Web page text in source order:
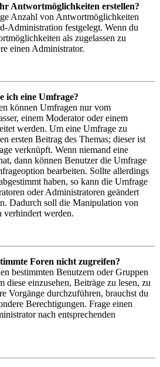
Antwortmöglichkeiten erstellen?
Anzahl von Antwortmöglichkeiten
Administration festgelegt. Wenn du
als zugelassen zu
einen Administrator.
ich eine Umfrage?
können Umfragen nur vom
einem Moderator oder einem
werden. Um eine Umfrage zu
ersten Beitrag des Themas; dieser ist
verknüpft. Wenn niemand eine
dann können Benutzer die Umfrage
bearbeiten. Sollte allerdings
haben, so kann die Umfrage
oder Administratoren geändert
Dadurch soll die Manipulation von
verhindert werden.
Foren nicht zugreifen?
bestimmten Benutzern oder Gruppen
diese einzusehen, Beiträge zu lesen, zu
Vorgänge durchzuführen, brauchst du
Berechtigungen. Frage einen
nach entsprechenden